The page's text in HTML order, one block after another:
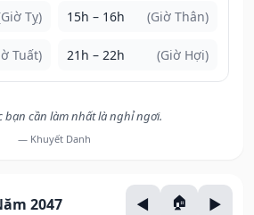
Tỵ) 15h – 16h (Giờ Thân)
Tuất) 21h – 22h (Giờ Hợi)
bạn cần làm nhất là nghỉ ngơi.
— Khuyết Danh
2047